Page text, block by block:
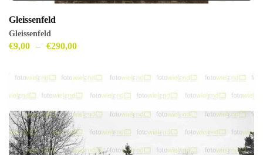
Gleissenfeld
Gleissenfeld
€9,00 – €290,00